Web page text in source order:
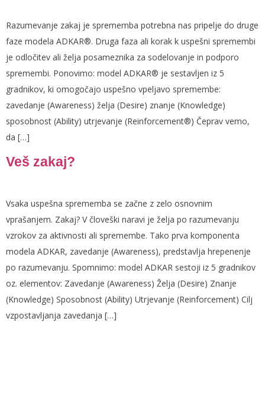
Razumevanje zakaj je sprememba potrebna nas pripelje do druge
faze modela ADKAR®. Druga faza ali korak k uspešni spremembi
je odločitev ali želja posameznika za sodelovanje in podporo
spremembi. Ponovimo: model ADKAR® je sestavljen iz 5
gradnikov, ki omogočajo uspešno vpeljavo spremembe:
zavedanje (Awareness) želja (Desire) znanje (Knowledge)
sposobnost (Ability) utrjevanje (Reinforcement®) Čeprav vemo,
da […]
Veš zakaj?
Vsaka uspešna sprememba se začne z zelo osnovnim
vprašanjem. Zakaj? V človeški naravi je želja po razumevanju
vzrokov za aktivnosti ali spremembe. Tako prva komponenta
modela ADKAR, zavedanje (Awareness), predstavlja hrepenenje
po razumevanju. Spomnimo: model ADKAR sestoji iz 5 gradnikov
oz. elementov: Zavedanje (Awareness) Želja (Desire) Znanje
(Knowledge) Sposobnost (Ability) Utrjevanje (Reinforcement) Cilj
vzpostavljanja zavedanja […]